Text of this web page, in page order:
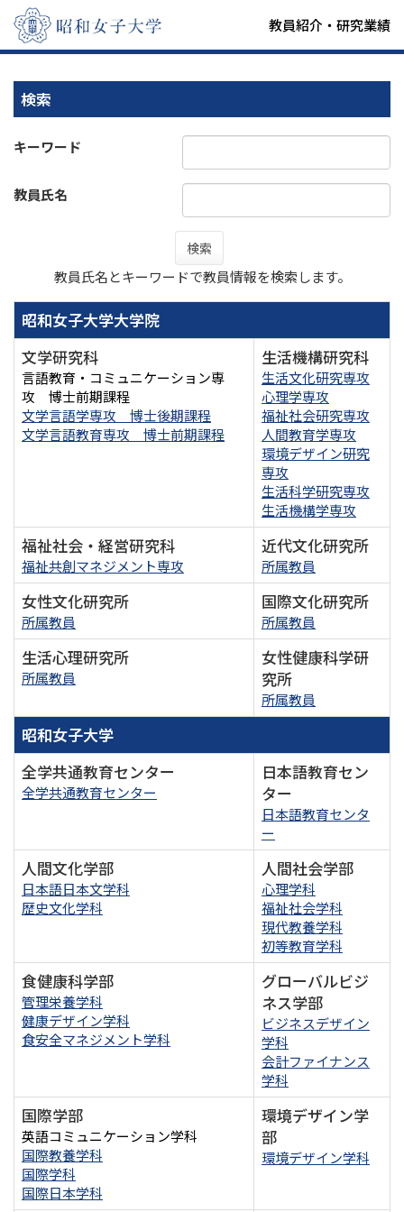
教員紹介・研究業績
検索
キーワード
教員氏名
検索
教員氏名とキーワードで教員情報を検索します。
昭和女子大学大学院
文学研究科
言語教育・コミュニケーション専
攻 博士前期課程
文学言語学専攻 博士後期課程
文学言語教育専攻 博士前期課程
生活機構研究科
生活文化研究専攻
心理学専攻
福祉社会研究専攻
人間教育学専攻
環境デザイン研究
専攻
生活科学研究専攻
生活機構学専攻
福祉社会・経営研究科
福祉共創マネジメント専攻
近代文化研究所
所属教員
女性文化研究所
所属教員
国際文化研究所
所属教員
生活心理研究所
所属教員
女性健康科学研
究所
所属教員
昭和女子大学
全学共通教育センター
全学共通教育センター
日本語教育セン
ター
日本語教育センタ
ー
人間文化学部
日本語日本文学科
歴史文化学科
人間社会学部
心理学科
福祉社会学科
現代教養学科
初等教育学科
食健康科学部
管理栄養学科
健康デザイン学科
食安全マネジメント学科
グローバルビジ
ネス学部
ビジネスデザイン
学科
会計ファイナンス
学科
国際学部
英語コミュニケーション学科
国際教養学科
国際学科
国際日本学科
環境デザイン学
部
環境デザイン学科